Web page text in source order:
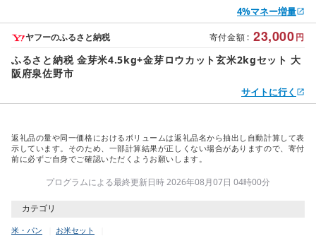
4%マネー増量
寄付金額 : 23,000円
ヤフーのふるさと納税
ふるさと納税 金芽米4.5kg+金芽ロウカット玄米2kgセット 大
阪府泉佐野市
サイトに行く
返礼品の量や同一価格におけるボリュームは返礼品名から抽出し自動計算して表
示しています。そのため、一部計算結果が正しくない場合がありますので、寄付
前に必ずご自身でご確認いただくようお願いします。
プログラムによる最終更新日時 2026年08月07日 04時00分
カテゴリ
米・パン お米セット